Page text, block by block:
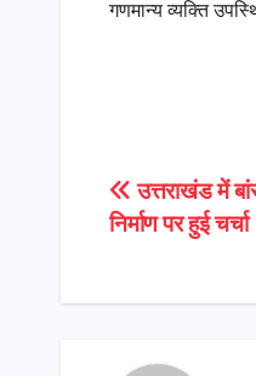
गणमान्य व्यक्ति
Post
उत्तराखंड में
निर्माण पर हुई चर्चा